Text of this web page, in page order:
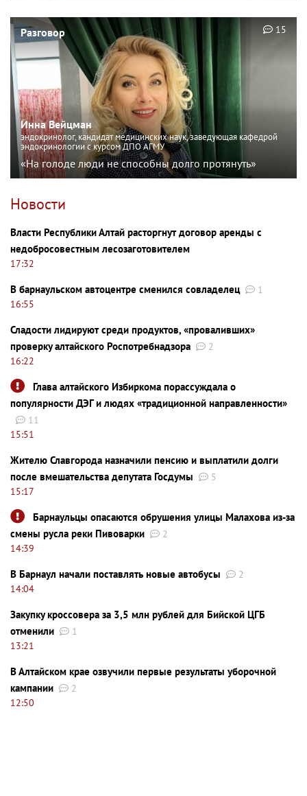
Разговор
Инна Вейцман
эндокринолог, кандидат медицинских наук, заведующая кафедрой
эндокринологии с курсом ДПО АГМУ
«На голоде люди не способны долго протянуть»
15
Новости
Власти Республики Алтай расторгнут договор аренды с
недобросовестным лесозаготовителем
17:32
В барнаульском автоцентре сменился совладелец
1
16:55
Сладости лидируют среди продуктов, «проваливших»
проверку алтайского Роспотребнадзора
2
16:22
Глава алтайского Избиркома порассуждала о
популярности ДЭГ и людях «традиционной направленности»
11
15:51
Жителю Славгорода назначили пенсию и выплатили долги
после вмешательства депутата Госдумы
5
15:17
Барнаульцы опасаются обрушения улицы Малахова из-за
смены русла реки Пивоварки
2
14:39
В Барнаул начали поставлять новые автобусы
2
14:04
Закупку кроссовера за 3,5 млн рублей для Бийской ЦГБ
отменили
1
13:21
В Алтайском крае озвучили первые результаты уборочной
кампании
2
12:50